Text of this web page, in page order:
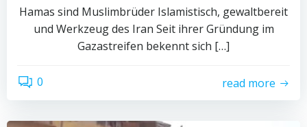
Hamas sind Muslimbrüder Islamistisch, gewaltbereit
und Werkzeug des Iran Seit ihrer Gründung im
Gazastreifen bekennt sich […]
0 read more